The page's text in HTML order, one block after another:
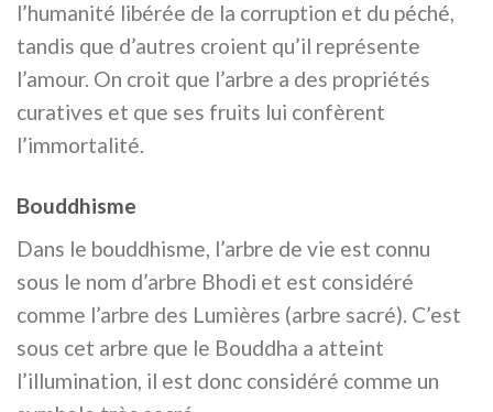
l’humanité libérée de la corruption et du péché,
tandis que d’autres croient qu’il représente
l’amour. On croit que l’arbre a des propriétés
curatives et que ses fruits lui confèrent
l’immortalité.
Bouddhisme
Dans le bouddhisme, l’arbre de vie est connu
sous le nom d’arbre Bhodi et est considéré
comme l’arbre des Lumières (arbre sacré). C’est
sous cet arbre que le Bouddha a atteint
l’illumination, il est donc considéré comme un